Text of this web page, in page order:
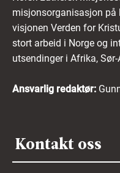
misjonsorganisasjon på
visjonen Verden for
stort arbeid i Norge og
utsendinger i Afrika,
Ansvarlig redaktør:
Kontakt oss